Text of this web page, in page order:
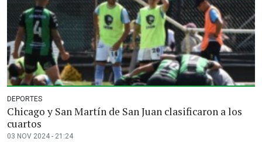
DEPORTES
Chicago y San Martín de San Juan clasificaron a los
cuartos
03 NOV 2024 - 21:24